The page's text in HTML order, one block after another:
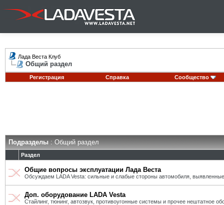
Лада Веста Клуб
Общий раздел
Регистрация Справка Сообщество
Подразделы: Общий раздел
Раздел
Общие вопросы эксплуатации Лада Веста
Обсуждаем LADA Vesta: сильные и слабые стороны автомобиля,
Доп. оборудование LADA Vesta
Стайлинг, тюнинг, автозвук, противоугонные системы и прочее нештатное